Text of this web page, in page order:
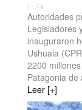
| -
Autoridades
Legisladores
inauguraron
Ushuaia
2200
Patagonia de
Leer [+]